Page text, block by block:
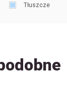
Tłuszcze